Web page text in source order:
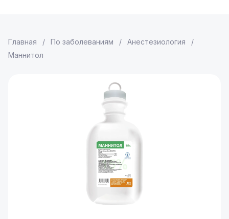
Главная / По заболеваниям / Анестезиология
/
Маннитол